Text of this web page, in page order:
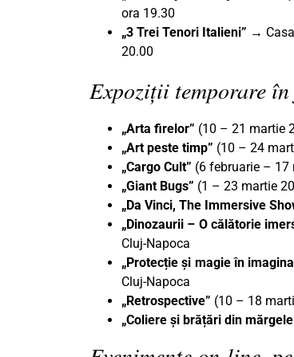
ora 19.30
„3 Trei Tenori Italieni” →
20.00
Expoziții temporare
„Arta firelor” (10 – 21 martie
„Art peste timp” (10 – 24
„Cargo Cult” (6 februarie – 17
„Giant Bugs” (1 – 23 martie
„Da Vinci, The Immersive
„Dinozaurii – O călătorie
Cluj-Napoca
„Protecție și magie în
Cluj-Napoca
„Retrospective” (10 – 18
„Coliere și brățări din